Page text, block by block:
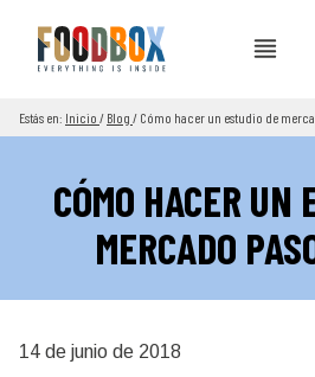
Estás en: Inicio / Blog / Cómo hacer un estudio de
CÓMO HACER UN
MERCADO
14 de junio de 2018